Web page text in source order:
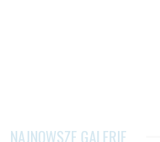
NAJNOWSZE GALERIE